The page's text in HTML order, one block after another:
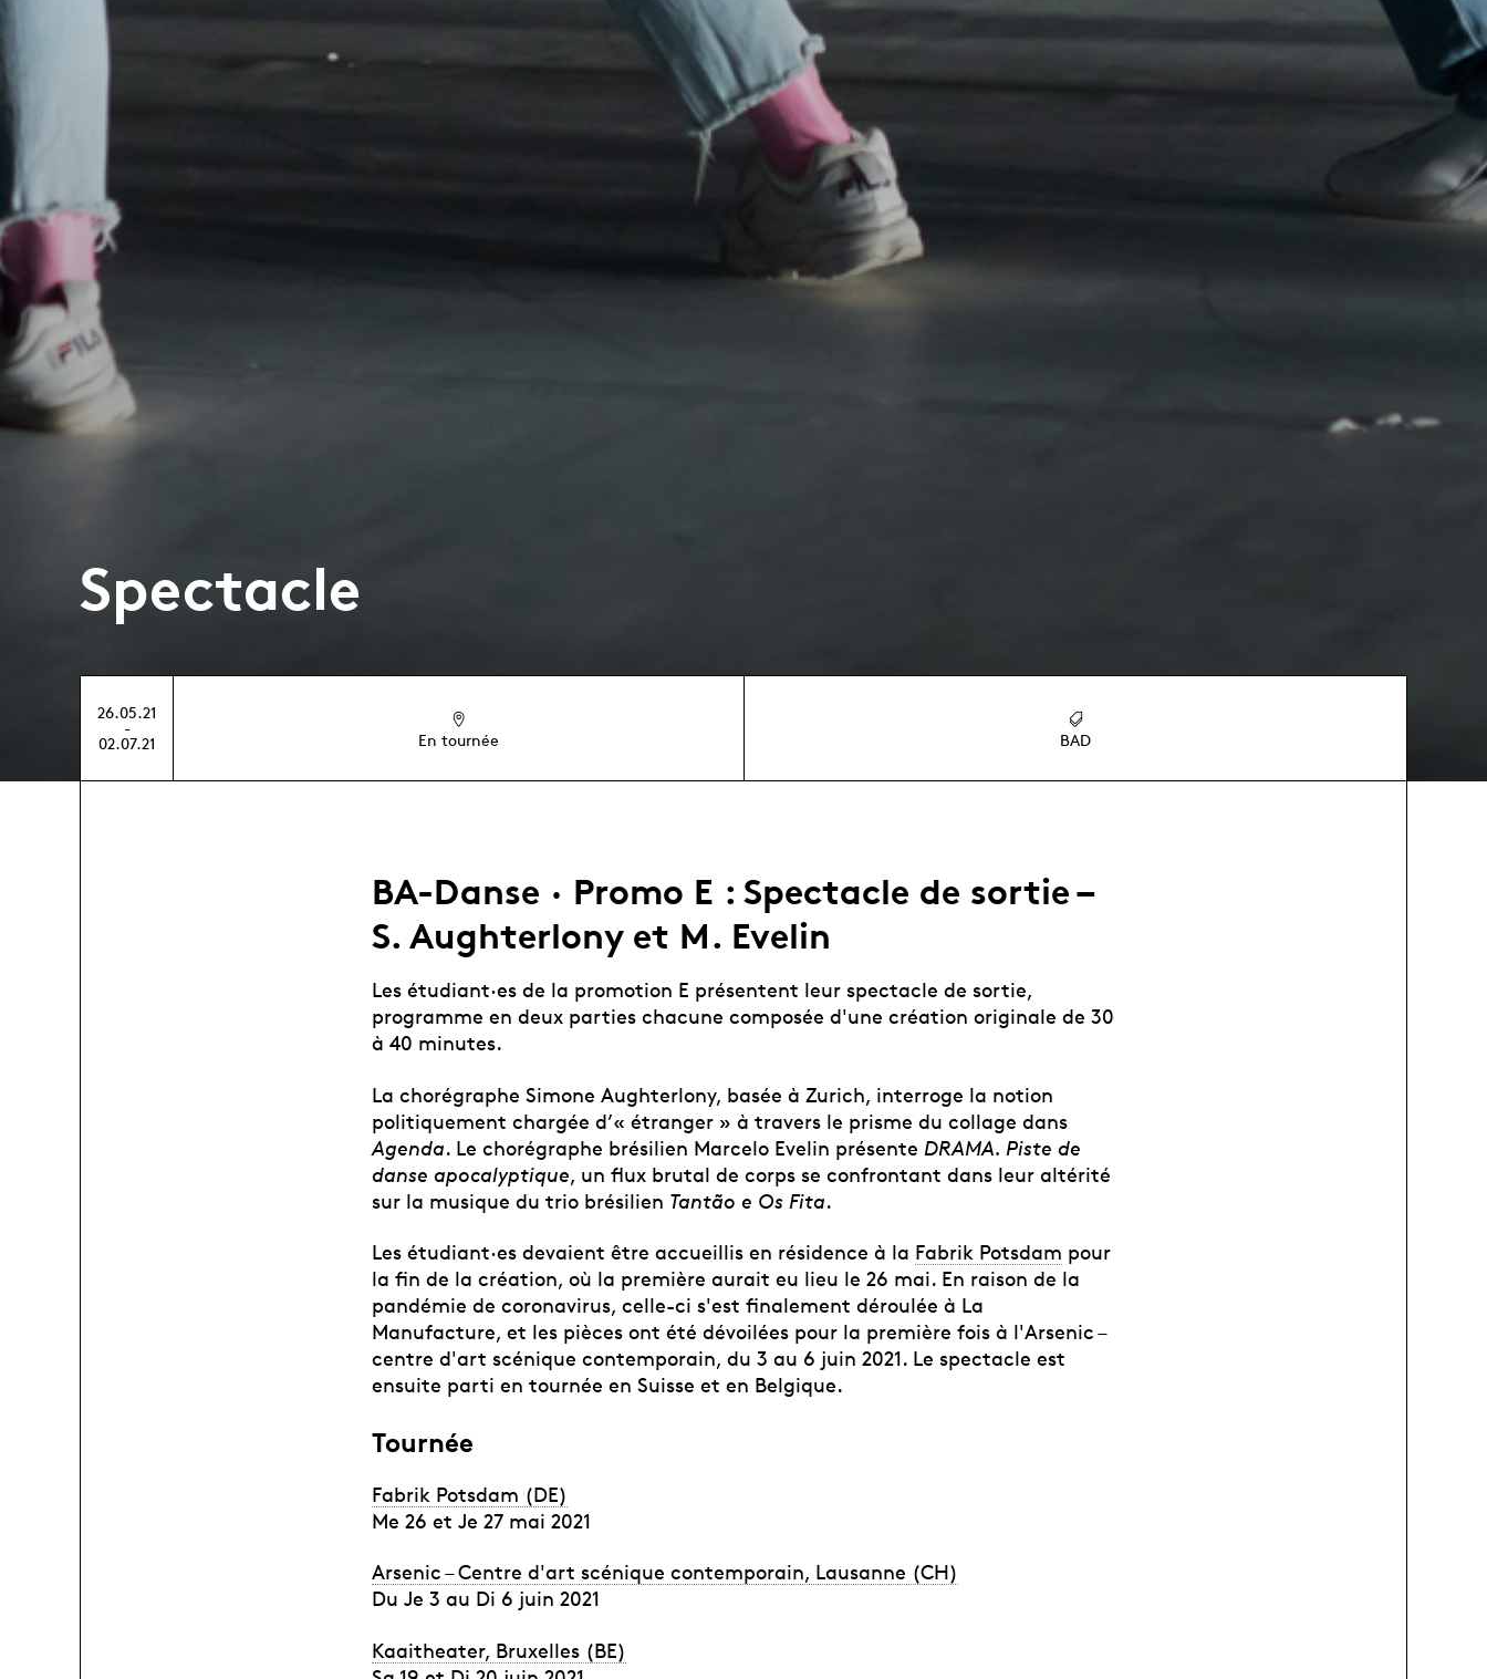
Spectacle
26.05.21
-
02.07.21
En tournée BAD
BA-Danse · Promo E : Spectacle de sortie –
S. Aughterlony et M. Evelin
Les étudiant·es de la promotion E présentent leur spectacle de sortie,
programme en deux parties chacune composée d'une création originale de 30
à 40 minutes.
La chorégraphe Simone Aughterlony, basée à Zurich, interroge la notion
politiquement chargée d’« étranger » à travers le prisme du collage dans
Agenda. Le chorégraphe brésilien Marcelo Evelin présente DRAMA. Piste de
danse apocalyptique, un flux brutal de corps se confrontant dans leur altérité
sur la musique du trio brésilien Tantão e Os Fita.
Les étudiant·es devaient être accueillis en résidence à la Fabrik Potsdam pour
la fin de la création, où la première aurait eu lieu le 26 mai. En raison de la
pandémie de coronavirus, celle-ci s'est finalement déroulée à La
Manufacture, et les pièces ont été dévoilées pour la première fois à l'Arsenic –
centre d'art scénique contemporain, du 3 au 6 juin 2021. Le spectacle est
ensuite parti en tournée en Suisse et en Belgique.
Tournée
Fabrik Potsdam (DE)
Me 26 et Je 27 mai 2021
Arsenic – Centre d'art scénique contemporain, Lausanne (CH)
Du Je 3 au Di 6 juin 2021
Kaaitheater, Bruxelles (BE)